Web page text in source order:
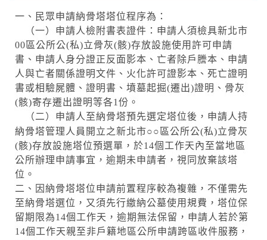
一、民眾申請納骨塔塔位程序為：
（一）申請人檢附書表證件：申請人須檢具新北市
00區公所公(私)立骨灰(骸)存放設施使用許可申請
書、申請人身分證正反面影本、亡者除戶謄本、申請
人與亡者關係證明文件、火化許可證影本、死亡證明
書或相驗屍體、證明書、墳墓起掘(遷出)證明、骨灰
(骸)寄存遷出證明等各1份。
（二）申請人至納骨塔預先選定塔位後，申請人持
納骨塔管理人員開立之新北市○○ 區公所公(私)立骨灰
(骸)存放設施塔位預選單，於14個工作天內至當地區
公所辦理申請事宜，逾期未申請者，視同放棄該塔
位。
二、因納骨塔塔位申請前置程序較為複雜，不僅需先
至納骨塔選位，又須先行繳納公墓使用規費，塔位保
留期限為14個工作天，逾期無法保留，申請人若於第
14個工作天親至非戶籍地區公所申請跨區收件服務，